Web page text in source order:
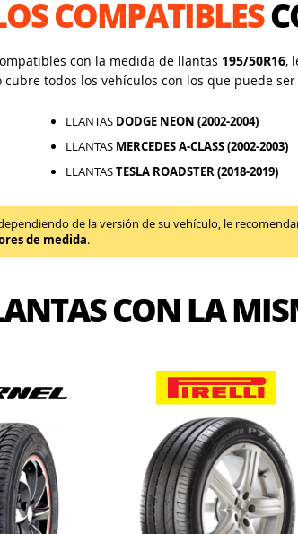
COMPATIBLES
con la medida de llantas 195/50R16,
cubre todos los vehículos con los que puede
LLANTAS DODGE NEON (2002-2004)
LLANTAS MERCEDES A-CLASS (2002-2003)
LLANTASTESLA ROADSTER (2018-2019)
de la versión de su vehículo, le
de medida.
CON LA